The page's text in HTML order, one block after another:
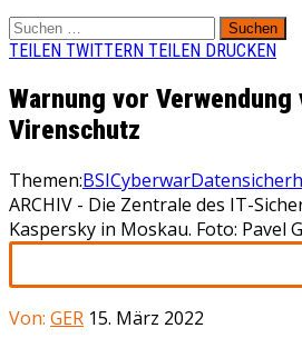
Suchen
nach:
TEILEN TWITTERN TEILEN DRUCKEN
Warnung vor
Virenschutz
Themen:BSICyberwar
ARCHIV - Die Zentrale des IT-
Kaspersky in Moskau. Foto: Pavel
Von: GER 15. März 2022